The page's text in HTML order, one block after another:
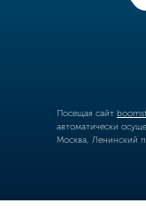
Посещая сайт
автоматически
Москва, Ленинский